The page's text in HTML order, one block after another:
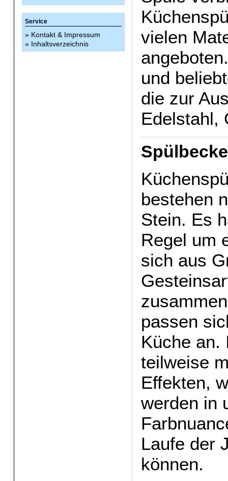
Service
» Kontakt & Impressum
» Inhaltsverzeichnis
vielen
und
die zur
Edelstahl,
bestehen
Stein. Es
Regel um
sich aus
passen
Küche an.
teilweise
Effekten,
werden in
Laufe der
können.